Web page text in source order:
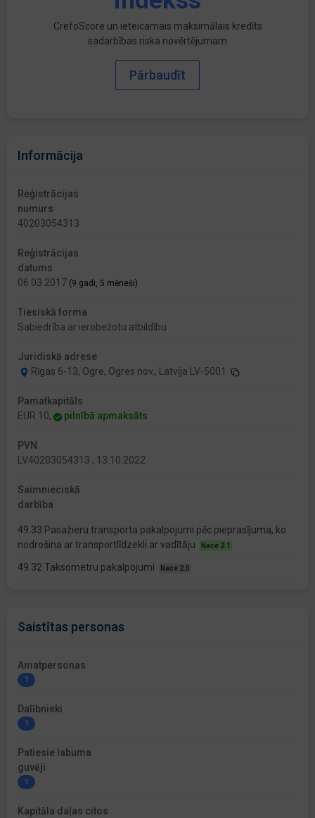
CrefoScore un ieteicamais maksimālais kredīts
sadarbības riska novērtējumam
Pārbaudīt
Informācija
Reģistrācijas
numurs
40203054313
Reģistrācijas
datums
06.03.2017 (9 gadi, 5 mēneši)
Tiesiskā forma
Sabiedrība ar ierobežotu atbildību
Juridiskā adrese
Rīgas 6-13, Ogre, Ogres nov., Latvija LV-5001
Pamatkapitāls
EUR 10,
pilnībā apmaksāts
PVN
LV40203054313 , 13.10.2022
Saimnieciskā
darbība
49.33 Pasažieru transporta pakalpojumi pēc pieprasījuma, ko
nodrošina ar transportlīdzekli ar vadītāju
Nace 2.1
49.32 Taksometru pakalpojumi Nace 2.0
Saistītas personas
Amatpersonas
1
Dalībnieki
1
Patiesie labuma
guvēji
1
Kapitāla daļas citos